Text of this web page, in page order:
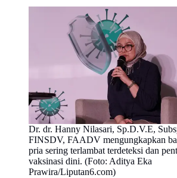
Dr. dr. Hanny Nilasari, Sp.D.V.E,
FINSDV, FAADV mengungkapkan
pria sering terlambat terdeteksi dan
vaksinasi dini. (Foto: Aditya Eka
Prawira/Liputan6.com)